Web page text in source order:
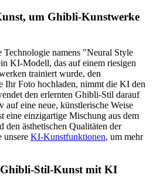
um Ghibli-Kunstwerke
namens "Neural Style
KI-Modell, das auf einem riesigen
trainiert wurde, den
Ihr Foto hochladen, nimmt die KI den
den erlernten Ghibli-Stil darauf
eine neue, künstlerische Weise
eine einzigartige Mischung aus dem
ästhetischen Qualitäten der
unsere KI-Kunstfunktionen, um mehr
Stil-Kunst mit KI